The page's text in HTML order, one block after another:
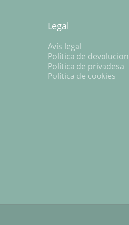
Legal
Avís legal
Política de
Política de privadesa
Política de cookies